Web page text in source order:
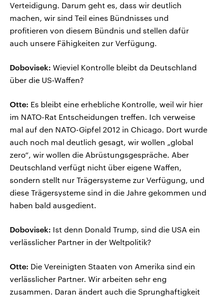
Verteidigung. Darum geht es, dass wir deutlich
machen, wir sind Teil eines Bündnisses und
profitieren von diesem Bündnis und stellen dafür
auch unsere Fähigkeiten zur Verfügung.
Dobovisek: Wieviel Kontrolle bleibt da Deutschland
über die US-Waffen?
Otte: Es bleibt eine erhebliche Kontrolle, weil wir hier
im NATO-Rat Entscheidungen treffen. Ich verweise
mal auf den NATO-Gipfel 2012 in Chicago. Dort wurde
auch noch mal deutlich gesagt, wir wollen „global
zero“, wir wollen die Abrüstungsgespräche. Aber
Deutschland verfügt nicht über eigene Waffen,
sondern stellt nur Trägersysteme zur Verfügung, und
diese Trägersysteme sind in die Jahre gekommen und
haben bald ausgedient.
Dobovisek: Ist denn Donald Trump, sind die USA ein
verlässlicher Partner in der Weltpolitik?
Otte: Die Vereinigten Staaten von Amerika sind ein
verlässlicher Partner. Wir arbeiten sehr eng
zusammen. Daran ändert auch die Sprunghaftigkeit